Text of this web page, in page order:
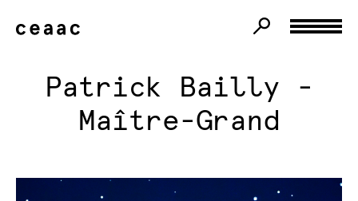
Patrick Bailly -
Maître-Grand